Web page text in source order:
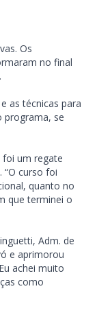
Os
no final
as técnicas para
programa, se
foi um regate
curso foi
quanto no
que terminei o
Adm. de
e aprimorou
achei muito
como